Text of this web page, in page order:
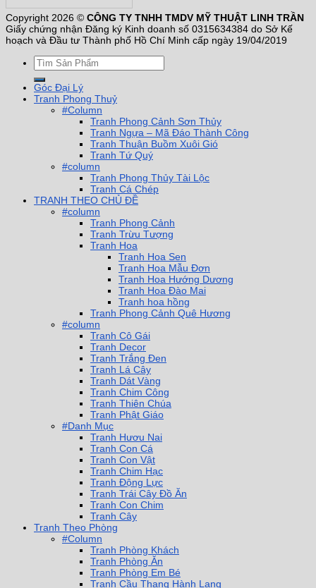
Copyright 2026 © CÔNG TY TNHH TMDV MỸ THUẬT LINH TRẦN
Giấy chứng nhận Đăng ký Kinh doanh số 0315634384 do Sở Kế
hoạch và Đầu tư Thành phố Hồ Chí Minh cấp ngày 19/04/2019
Góc Đại Lý
Tranh Phong Thuỷ
#Column
Tranh Phong Cảnh Sơn Thủy
Tranh Ngựa – Mã Đáo Thành Công
Tranh Thuận Buồm Xuôi Gió
Tranh Tứ Quý
#column
Tranh Phong Thủy Tài Lộc
Tranh Cá Chép
TRANH THEO CHỦ ĐỀ
#column
Tranh Phong Cảnh
Tranh Trừu Tượng
Tranh Hoa
Tranh Hoa Sen
Tranh Hoa Mẫu Đơn
Tranh Hoa Hướng Dương
Tranh Hoa Đào Mai
Tranh hoa hồng
Tranh Phong Cảnh Quê Hương
#column
Tranh Cô Gái
Tranh Decor
Tranh Trắng Đen
Tranh Lá Cây
Tranh Dát Vàng
Tranh Chim Công
Tranh Thiên Chúa
Tranh Phật Giáo
#Danh Mục
Tranh Hươu Nai
Tranh Con Cá
Tranh Con Vật
Tranh Chim Hạc
Tranh Động Lực
Tranh Trái Cây Đồ Ăn
Tranh Con Chim
Tranh Cây
Tranh Theo Phòng
#Column
Tranh Phòng Khách
Tranh Phòng Ăn
Tranh Phòng Em Bé
Tranh Cầu Thang Hành Lang